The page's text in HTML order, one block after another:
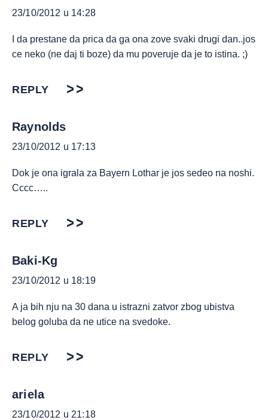
23/10/2012 u 14:28
I da prestane da prica da ga ona zove svaki drugi dan..jos
ce neko (ne daj ti boze) da mu poveruje da je to istina. ;)
REPLY
Raynolds
23/10/2012 u 17:13
Dok je ona igrala za Bayern Lothar je jos sedeo na noshi.
Cccc…..
REPLY
Baki-Kg
23/10/2012 u 18:19
A ja bih nju na 30 dana u istrazni zatvor zbog ubistva
belog goluba da ne utice na svedoke.
REPLY
ariela
23/10/2012 u 21:18